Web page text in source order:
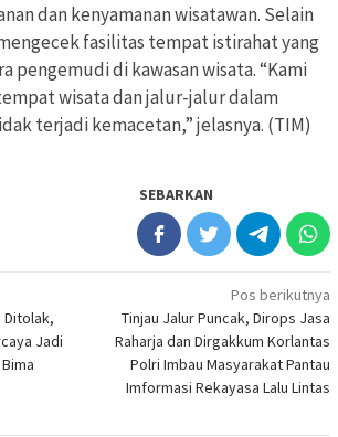
dan kenyamanan wisatawan. Selain
fasilitas tempat istirahat yang
pengemudi di kawasan wisata. “Kami
wisata dan jalur-jalur dalam
terjadi kemacetan,” jelasnya. (TIM)
SEBARKAN
Ditolak,
Jadi
Pos berikutnya
Tinjau Jalur Puncak, Dirops Jasa
Raharja dan Dirgakkum Korlantas
Polri Imbau Masyarakat Pantau
Imformasi Rekayasa Lalu Lintas